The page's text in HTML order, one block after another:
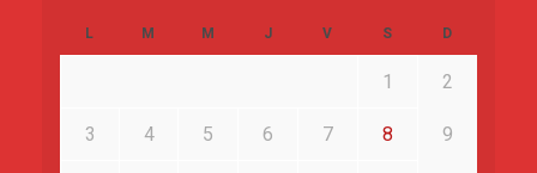
L M M J V S D
1 2
3 4 5 6 7 8 9